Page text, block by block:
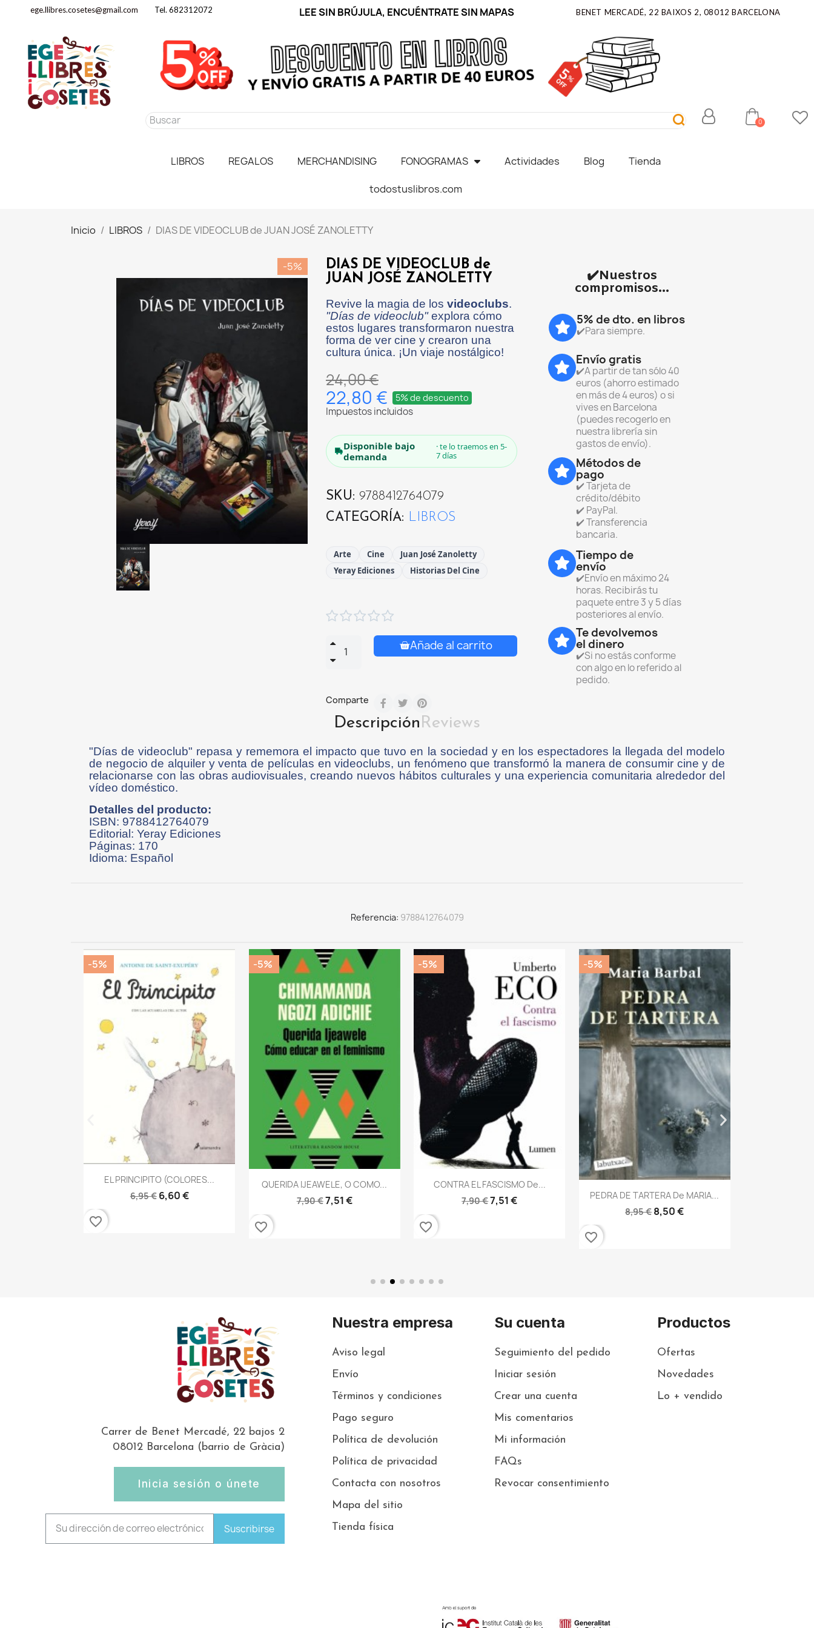
ege.llibres.cosetes@gmail.com Tel. 682312072 LEE SIN BRÚJULA, ENCUÉNTRATE SIN MAPAS BENET MERCADÉ, 22 BAIXOS 2, 08012 BARCELONA
LIBROS REGALOS MERCHANDISING FONOGRAMAS Actividades Blog Tienda
todostuslibros.com
Inicio LIBROS DIAS DE VIDEOCLUB de JUAN JOSÉ ZANOLETTY
-5%
DIAS DE VIDEOCLUB de
JUAN JOSÉ ZANOLETTY
Revive la magia de los videoclubs.
"Días de videoclub"explora cómo
estos lugares transformaron nuestra
forma de ver cine y crearon una
cultura única. ¡Un viaje nostálgico!
24,00 €
22,80 € 5% de descuento
Impuestos incluidos
Disponible bajo
demanda
· te lo traemos en 5-
7 días
SKU
9788412764079
CATEGORÍA
LIBROS
Arte Cine
Juan José Zanoletty
Yeray Ediciones
Historias Del Cine

Añade al carrito
Comparte
✔️Nuestros
compromisos...
5% de dto. en libros
✔️Para siempre.
Envío gratis
✔️A partir de tan sólo 40
euros (ahorro estimado
en más de 4 euros) o si
vives en Barcelona
(puedes recogerlo en
nuestra librería sin
gastos de envío).
Métodos de
pago
✔️ Tarjeta de
crédito/débito
✔️ PayPal.
✔️ Transferencia
bancaria.
Tiempo de
envío
✔️Envío en máximo 24
horas. Recibirás tu
paquete entre 3 y 5 días
posteriores al envío.
Te devolvemos
el dinero
✔️Si no estás conforme
con algo en lo referido al
pedido.
DescripciónReviews
"Días de videoclub" repasa y rememora el impacto que tuvo en la sociedad y en los espectadores la llegada del modelo
de negocio de alquiler y venta de películas en videoclubs, un fenómeno que transformó la manera de consumir cine y de
relacionarse con las obras audiovisuales, creando nuevos hábitos culturales y una experiencia comunitaria alrededor del
vídeo doméstico.
Detalles del producto:
ISBN: 9788412764079
Editorial: Yeray Ediciones
Páginas: 170
Idioma: Español
Referencia 9788412764079
Vista rápida
EL PRINCIPITO (COLORES...
6,95 € 6,60 €
-5%
favorite_border
Vista rápida
QUERIDA IJEAWELE, O COMO...
7,90 €7,51 €
-5%
favorite_border
Vista rápida
CONTRA EL FASCISMO De...
7,90 €7,51 €
-5%
favorite_border
Vista rápida
PEDRA DE TARTERA De MARIA...
8,95 €8,50 €
-5%
favorite_border
Carrer de Benet Mercadé, 22 bajos 2
08012 Barcelona (barrio de Gràcia)
Inicia sesión o únete
Suscribirse
Nuestra empresa
Aviso legal
Envío
Términos y condiciones
Pago seguro
Política de devolución
Política de privacidad
Contacta con nosotros
Mapa del sitio
Tienda física
Su cuenta
Seguimiento del pedido
Iniciar sesión
Crear una cuenta
Mis comentarios
Mi información
FAQs
Revocar consentimiento
Productos
Ofertas
Novedades
Lo + vendido